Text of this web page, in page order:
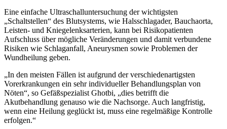
Eine einfache Ultraschalluntersuchung der wichtigsten
„Schaltstellen“ des Blutsystems, wie Halsschlagader, Bauchaorta,
Leisten- und Kniegelenksarterien, kann bei Risikopatienten
Aufschluss über mögliche Veränderungen und damit verbundene
Risiken wie Schlaganfall, Aneurysmen sowie Problemen der
Wundheilung geben.
„In den meisten Fällen ist aufgrund der verschiedenartigsten
Vorerkrankungen ein sehr individueller Behandlungsplan von
Nöten“, so Gefäßspezialist Ghotbi, „dies betrifft die
Akutbehandlung genauso wie die Nachsorge. Auch langfristig,
wenn eine Heilung geglückt ist, muss eine regelmäßige Kontrolle
erfolgen.“